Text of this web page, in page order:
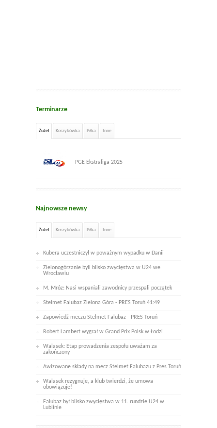
Terminarze
Żużel Koszykówka Piłka Inne
PGE Ekstraliga 2025
Najnowsze newsy
Żużel Koszykówka Piłka Inne
Kubera uczestniczył w poważnym wypadku w Danii
Zielonogórzanie byli blisko zwycięstwa w U24 we
Wrocławiu
M. Mróz: Nasi wspaniali zawodnicy przespali początek
Stelmet Falubaz Zielona Góra - PRES Toruń 41:49
Zapowiedź meczu Stelmet Falubaz - PRES Toruń
Robert Lambert wygrał w Grand Prix Polsk w Łodzi
Walasek: Etap prowadzenia zespołu uważam za
zakończony
Awizowane składy na mecz Stelmet Falubazu z Pres Toruń
Walasek rezygnuje, a klub twierdzi, że umowa
obowiązuje!
Falubaz był blisko zwycięstwa w 11. rundzie U24 w
Lublinie